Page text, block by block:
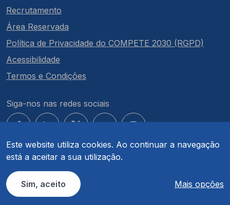
Este website utiliza cookies. Ao continuar a navegação
está a aceitar a sua utilização.
Sim, aceito Mais opções
Recrutamento
Área Reservada
Política de Privacidade do COMPETE 2030 (RGPD)
Acessibilidade
Termos e Condições
Siga-nos nas redes sociais
© COMPETE 2030. Todos os direitos reservados.